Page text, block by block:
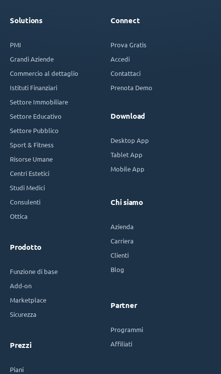
Solutions
PMI
Grandi Aziende
Commercio al dettaglio
Istituti Finanziari
Settore Immobiliare
Settore Educativo
Settore Pubblico
Sport & Fitness
Risorse Umane
Centri Estetici
Studi Medici
Consulenti
Ottica
Prodotto
Funzione di base
Add-on
Marketplace
Sicurezza
Prezzi
Piani
Connect
Prova Gratis
Accedi
Contattaci
Prenota Demo
Download
Desktop App
Tablet App
Mobile App
Chi siamo
Azienda
Carriera
Clienti
Blog
Partner
Programmi
Affiliati